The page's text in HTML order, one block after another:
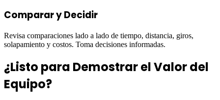
Comparar y Decidir
Revisa comparaciones lado a lado de tiempo, distancia, giros,
solapamiento y costos. Toma decisiones informadas.
¿Listo para Demostrar el Valor del
Equipo?